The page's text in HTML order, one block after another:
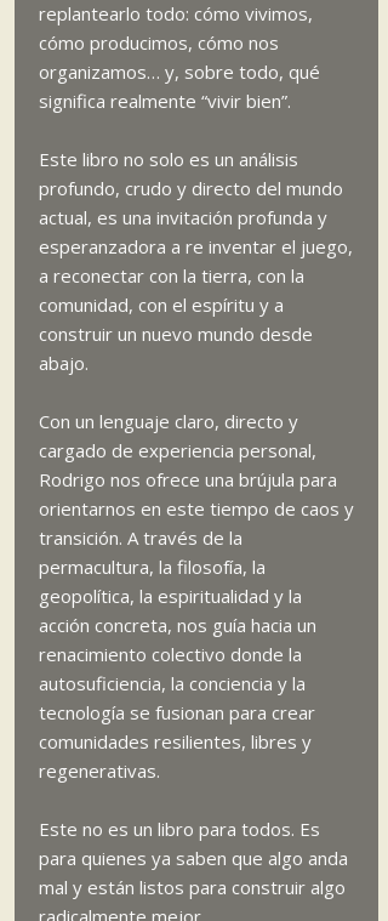
replantearlo todo: cómo vivimos,
cómo producimos, cómo nos
organizamos… y, sobre todo, qué
significa realmente “vivir bien”.
Este libro no solo es un análisis
profundo, crudo y directo del mundo
actual, es una invitación profunda y
esperanzadora a re inventar el juego,
a reconectar con la tierra, con la
comunidad, con el espíritu y a
construir un nuevo mundo desde
abajo.
Con un lenguaje claro, directo y
cargado de experiencia personal,
Rodrigo nos ofrece una brújula para
orientarnos en este tiempo de caos y
transición. A través de la
permacultura, la filosofía, la
geopolítica, la espiritualidad y la
acción concreta, nos guía hacia un
renacimiento colectivo donde la
autosuficiencia, la conciencia y la
tecnología se fusionan para crear
comunidades resilientes, libres y
regenerativas.
Este no es un libro para todos. Es
para quienes ya saben que algo anda
mal y están listos para construir algo
radicalmente mejor.